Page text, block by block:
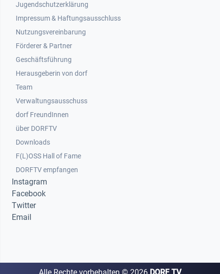
Jugendschutzerklärung
Impressum & Haftungsausschluss
Nutzungsvereinbarung
Footer 2
Förderer & Partner
Geschäftsführung
Herausgeberin von dorf
Team
Verwaltungsausschuss
dorf FreundInnen
Footer 3
über DORFTV
Downloads
F(L)OSS Hall of Fame
Footer 4
DORFTV empfangen
Instagram
Facebook
Twitter
Email